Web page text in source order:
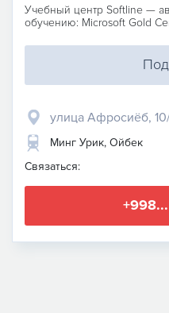
Учебный центр Softline —
обучению: Microsoft Gold
улица Афросиёб,
Минг Урик, Ойбек
Связаться: